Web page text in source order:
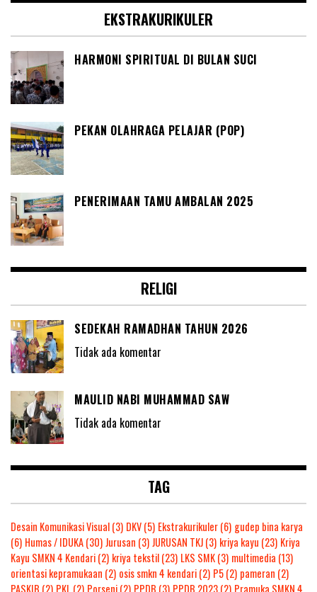
EKSTRAKURIKULER
HARMONI SPIRITUAL DI BULAN SUCI
PEKAN OLAHRAGA PELAJAR (POP)
PENERIMAAN TAMU AMBALAN 2025
RELIGI
SEDEKAH RAMADHAN TAHUN 2026
Tidak ada komentar
MAULID NABI MUHAMMAD SAW
Tidak ada komentar
TAG
Desain Komunikasi Visual(3) DKV(5) Ekstrakurikuler(6) gudep bina karya
(6) Humas / IDUKA(30)Jurusan (3)JURUSAN TKJ(3) kriya kayu (23) Kriya
Kayu SMKN 4 Kendari(2) kriya tekstil(23) LKS SMK(3) multimedia (13)
orientasi kepramukaan (2) osis smkn 4 kendari(2) P5(2) pameran (2)
PASKIB (2) PKL(2) Porseni(2) PPDB (3) PPDB 2023(2) Pramuka SMKN 4